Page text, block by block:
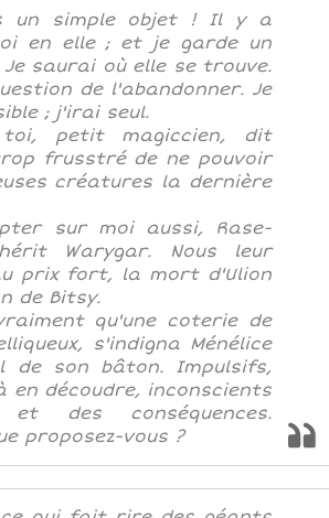
un simple objet ! Il y a
en elle ; et je garde un
saurai où elle se trouve.
de l'abandonner. Je
; j'irai seul.
petit magiccien, dit
frusstré de ne pouvoir
créatures la dernière
sur moi aussi, Rase-
Warygar. Nous leur
prix fort, la mort d'Ulion
de Bitsy.
qu'une coterie de
s'indigna Ménélice
de son bâton. Impulsifs,
en découdre, inconscients
des conséquences.
proposez-vous ?